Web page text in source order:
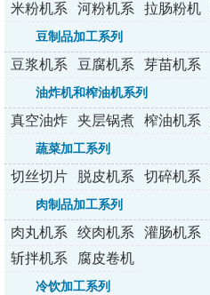
米粉机系
列
河粉机系
列
拉肠粉机
豆制品加工系列
豆浆机系
列
豆腐机系
列
芽苗机系
油炸机和榨油机系列
真空油炸
机
夹层锅煮
锅
榨油机系
蔬菜加工系列
切丝切片
切丁机
脱皮机系
列
切碎机系
肉制品加工系列
肉丸机系
列
绞肉机系
列
灌肠机系
斩拌机系
列
腐皮卷机
冷饮加工系列